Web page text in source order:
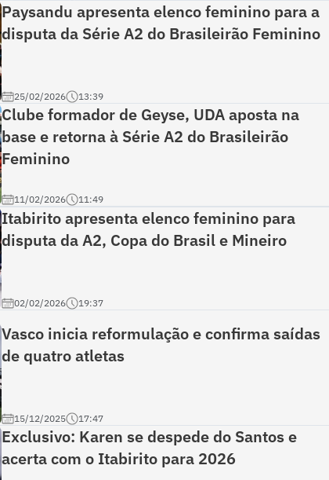
Paysandu apresenta elenco feminino para a
disputa da Série A2 do Brasileirão Feminino
25/02/2026 13:39
Clube formador de Geyse, UDA aposta na
base e retorna à Série A2 do Brasileirão
Feminino
11/02/2026 11:49
Itabirito apresenta elenco feminino para
disputa da A2, Copa do Brasil e Mineiro
02/02/2026 19:37
Vasco inicia reformulação e confirma saídas
de quatro atletas
15/12/2025 17:47
Exclusivo: Karen se despede do Santos e
acerta com o Itabirito para 2026